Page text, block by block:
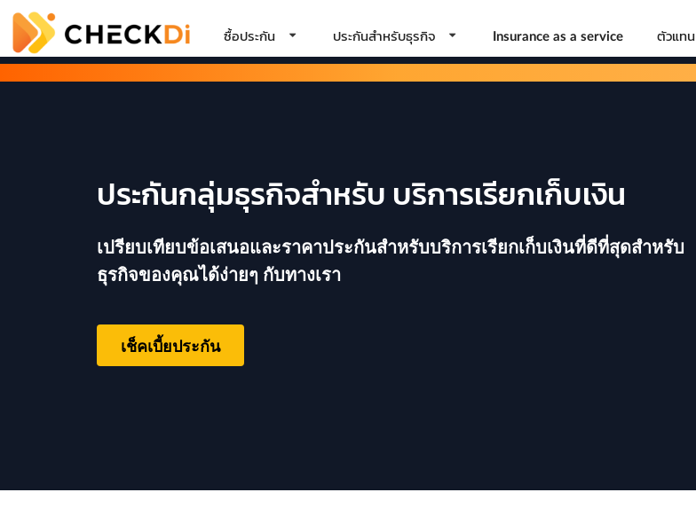
ซื้อประกัน ประกันสำหรับธุรกิจ Insurance as a service ตัวแทน
ประกันกลุ่มธุรกิจสำหรับ บริการเรียกเก็บเงิน
เปรียบเทียบข้อเสนอและราคาประกันสำหรับบริการเรียกเก็บเงินที่ดีที่สุดสำหรับ
ธุรกิจของคุณได้ง่ายๆ กับทางเรา
เช็คเบี้ยประกัน